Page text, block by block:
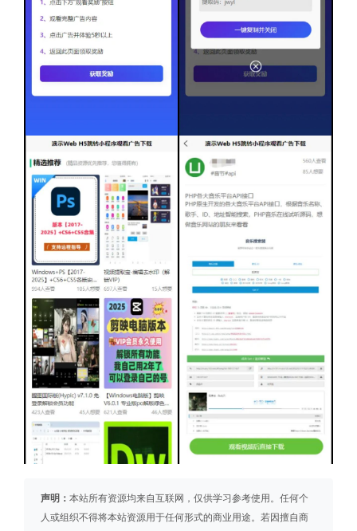
声明： 本站所有资源均来自互联网，仅供学习参考使用。任何个
人或组织不得将本站资源用于任何形式的商业用途。若因擅自商